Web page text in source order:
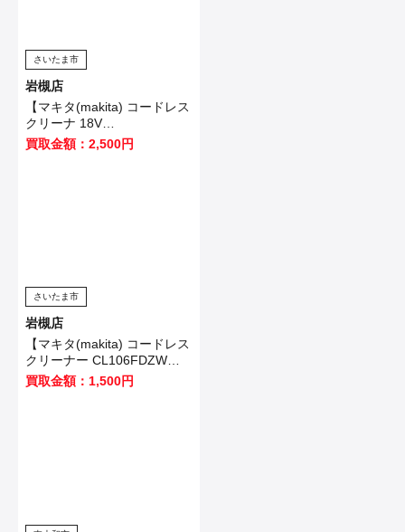
さいたま市
岩槻店
【マキタ(makita) コードレス
クリーナ 18V
CL182FDZW】白岡市のお客
様から買取いたしました！
買取金額：2,500円
さいたま市
岩槻店
【マキタ(makita) コードレス
クリーナー CL106FDZW】
白岡市のお客様から買取いた
しました！
買取金額：1,500円